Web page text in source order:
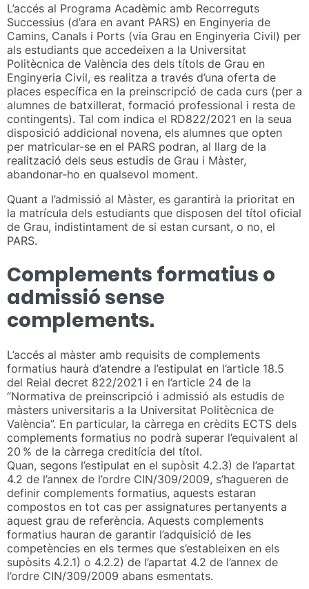
L’accés al Programa Acadèmic amb Recorreguts
Successius (d’ara en avant PARS) en Enginyeria de
Camins, Canals i Ports (via Grau en Enginyeria Civil) per
als estudiants que accedeixen a la Universitat
Politècnica de València des dels títols de Grau en
Enginyeria Civil, es realitza a través d’una oferta de
places específica en la preinscripció de cada curs (per a
alumnes de batxillerat, formació professional i resta de
contingents). Tal com indica el RD822/2021 en la seua
disposició addicional novena, els alumnes que opten
per matricular-se en el PARS podran, al llarg de la
realització dels seus estudis de Grau i Màster,
abandonar-ho en qualsevol moment.
Quant a l’admissió al Màster, es garantirà la prioritat en
la matrícula dels estudiants que disposen del títol oficial
de Grau, indistintament de si estan cursant, o no, el
PARS.
Complements formatius o
admissió sense
complements.
L’accés al màster amb requisits de complements
formatius haurà d’atendre a l’estipulat en l’article 18.5
del Reial decret 822/2021 i en l’article 24 de la
“Normativa de preinscripció i admissió als estudis de
màsters universitaris a la Universitat Politècnica de
València”. En particular, la càrrega en crèdits ECTS dels
complements formatius no podrà superar l’equivalent al
20 % de la càrrega creditícia del títol.
Quan, segons l’estipulat en el supòsit 4.2.3) de l’apartat
4.2 de l’annex de l’ordre CIN/309/2009, s’hagueren de
definir complements formatius, aquests estaran
compostos en tot cas per assignatures pertanyents a
aquest grau de referència. Aquests complements
formatius hauran de garantir l’adquisició de les
competències en els termes que s’estableixen en els
supòsits 4.2.1) o 4.2.2) de l’apartat 4.2 de l’annex de
l’ordre CIN/309/2009 abans esmentats.